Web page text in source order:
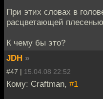
При этих словах в
расцветающей
К чему бы это?
JDH »
#47 | 15.04.08 22:52
Кому: Craftman, #1